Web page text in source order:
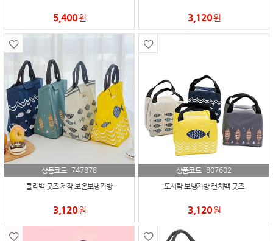
5,400원 3,120원
상품코드 : 747878
쿨러백 굿즈 제작 보온보냉가방
3,120원
상품코드 :807602
도시락 보냉가방 런치백 굿즈
3,120원